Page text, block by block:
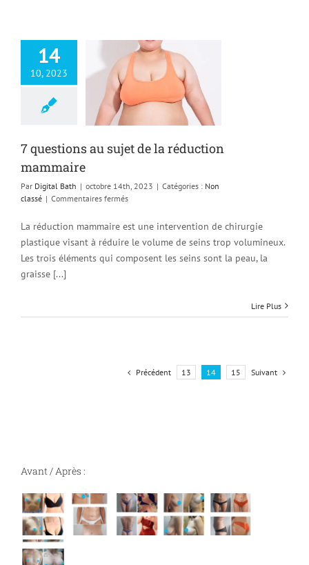
14
10, 2023
au sujet de
mammaire
7 questions au sujet de la réduction
mammaire
Par Digital Bath | octobre 14th, 2023 | Catégories : Non
classé | Commentaires ferméssur
questions
sujet
de
La réduction mammaire est une intervention de chirurgie
plastique visant à réduire le volume de seins trop volumineux.
Les trois éléments qui composent les seins sont la peau, la
graisse [...]
Lire Plus
Précédent 13 14 15 Suivant
Avant / Après :